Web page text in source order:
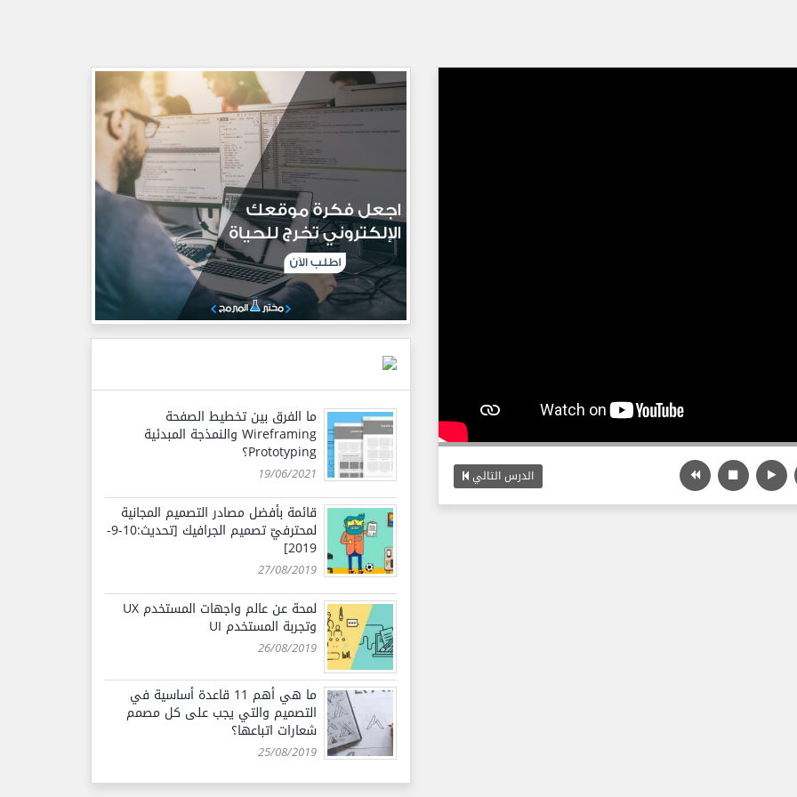
الدرس التالي
ما الفرق بين تخطيط الصفحة
Wireframing والنمذجة المبدئية
Prototyping؟
19/06/2021
قائمة بأفضل مصادر التصميم المجانية
لمحترفيّ تصميم الجرافيك [تحديث:10-9-
2019]
27/08/2019
لمحة عن عالم واجهات المستخدم UX
وتجربة المستخدم UI
26/08/2019
ما هي أهم 11 قاعدة أساسية في
التصميم والتي يجب على كل مصمم
شعارات اتباعها؟
25/08/2019